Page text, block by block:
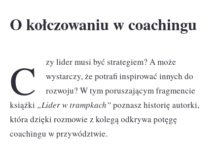
O kołczowaniu w coachingu
C
zy lider musi być strategiem? A może
wystarczy, że potrafi inspirować innych do
rozwoju? W tym poruszającym fragmencie
książki „Lider w trampkach”poznasz historię autorki,
która dzięki rozmowie z kolegą odkrywa potęgę
coachingu w przywództwie.